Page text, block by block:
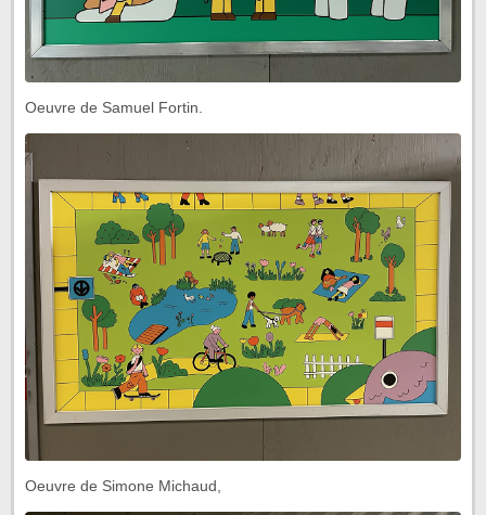
Oeuvre de Samuel Fortin.
Oeuvre de Simone Michaud,